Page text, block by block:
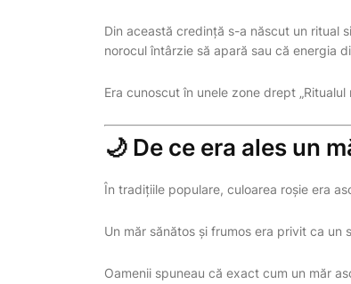
Din această credință s-a născut un ritual
norocul întârzie să apară sau că energia
Era cunoscut în unele zone drept „Ritualul
🌙 De ce era ales un
În tradițiile populare, culoarea roșie era
Un măr sănătos și frumos era privit ca
Oamenii spuneau că exact cum un măr